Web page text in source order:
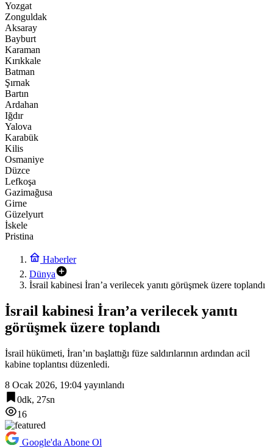
Yozgat
Zonguldak
Aksaray
Bayburt
Karaman
Kırıkkale
Batman
Şırnak
Bartın
Ardahan
Iğdır
Yalova
Karabük
Kilis
Osmaniye
Düzce
Lefkoşa
Gazimağusa
Girne
Güzelyurt
İskele
Pristina
Haberler
Dünya
İsrail kabinesi İran’a verilecek yanıtı görüşmek üzere toplandı
İsrail kabinesi İran’a verilecek yanıtı
görüşmek üzere toplandı
İsrail hükümeti, İran’ın başlattığı füze saldırılarının ardından acil
kabine toplantısı düzenledi.
8 Ocak 2026, 19:04 yayınlandı
0dk, 27sn
16
Google'da Abone Ol